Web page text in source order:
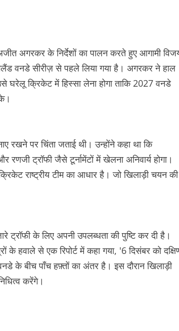
अगरकर के निर्देशों का पालन करते हुए आगामी
वनडे सीरीज़ से पहले लिया गया है। अगरकर ने हाल
घरेलू क्रिकेट में हिस्सा लेना होगा ताकि 2027 वनडे
रखने पर चिंता जताई थी। उन्होंने कहा था कि
ट्रॉफी जैसे टूर्नामेंटों में खेलना अनिवार्य होगा।
राष्ट्रीय टीम का आधार है। जो खिलाड़ी चयन की
ट्रॉफी के लिए अपनी उपलब्धता की पुष्टि कर दी है।
हवाले से एक रिपोर्ट में कहा गया, '6 दिसंबर को
बीच पाँच हफ़्तों का अंतर है। इस दौरान खिलाड़ी
करेंगे।